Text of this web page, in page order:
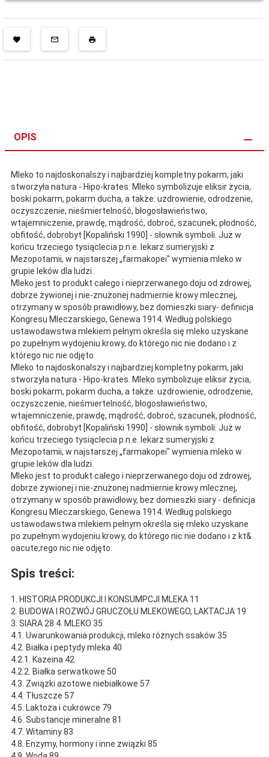
OPIS
Mleko to najdoskonalszy i najbardziej kompletny pokarm, jaki
stworzyła natura - Hipo-krates. Mleko symbolizuje eliksir życia,
boski pokarm, pokarm ducha, a także: uzdrowienie, odrodzenie,
oczyszczenie, nieśmiertelność, błogosławieństwo,
wtajemniczenie, prawdę, mądrość, dobroć, szacunek, płodność,
obfitość, dobrobyt [Kopaliński 1990] - słownik symboli. Już w
końcu trzeciego tysiąclecia p.n.e. lekarz sumeryjski z
Mezopotamii, w najstarszej „farmakopei" wymienia mleko w
grupie leków dla ludzi.
Mleko jest to produkt całego i nieprzerwanego doju od zdrowej,
dobrze żywionej i nie-znużonej nadmiernie krowy mlecznej,
otrzymany w sposób prawidłowy, bez domieszki siary- definicja
Kongresu Mleczarskiego, Genewa 1914. Według polskiego
ustawodawstwa mlekiem pełnym określa się mleko uzyskane
po zupełnym wydojeniu krowy, do którego nic nie dodano i z
którego nic nie odjęto.
Mleko to najdoskonalszy i najbardziej kompletny pokarm, jaki
stworzyła natura - Hipo-krates. Mleko symbolizuje eliksir życia,
boski pokarm, pokarm ducha, a także: uzdrowienie, odrodzenie,
oczyszczenie, nieśmiertelność, błogosławieństwo,
wtajemniczenie, prawdę, mądrość, dobroć, szacunek, płodność,
obfitość, dobrobyt [Kopaliński 1990] - słownik symboli. Już w
końcu trzeciego tysiąclecia p.n.e. lekarz sumeryjski z
Mezopotamii, w najstarszej „farmakopei" wymienia mleko w
grupie leków dla ludzi.
Mleko jest to produkt całego i nieprzerwanego doju od zdrowej,
dobrze żywionej i nie-znużonej nadmiernie krowy mlecznej,
otrzymany w sposób prawidłowy, bez domieszki siary - definicja
Kongresu Mleczarskiego, Genewa 1914. Według polskiego
ustawodawstwa mlekiem pełnym określa się mleko uzyskane
po zupełnym wydojeniu krowy, do którego nic nie dodano i z kt&
oacute;rego nic nie odjęto.
Spis treści:
1. HISTORIA PRODUKCJI I KONSUMPCJI MLEKA 11
2. BUDOWA I ROZWÓJ GRUCZOŁU MLEKOWEGO, LAKTACJA 19
3. SIARA 28 4. MLEKO 35
4.1. Uwarunkowania produkcji, mleko różnych ssaków 35
4.2. Białka i peptydy mleka 40
4.2.1. Kazeina 42
4.2.2. Białka serwatkowe 50
4.3. Związki azotowe niebiałkowe 57
4.4. Tłuszcze 57
4.5. Laktoza i cukrowce 79
4.6. Substancje mineralne 81
4.7. Witaminy 83
4.8. Enzymy, hormony i inne związki 85